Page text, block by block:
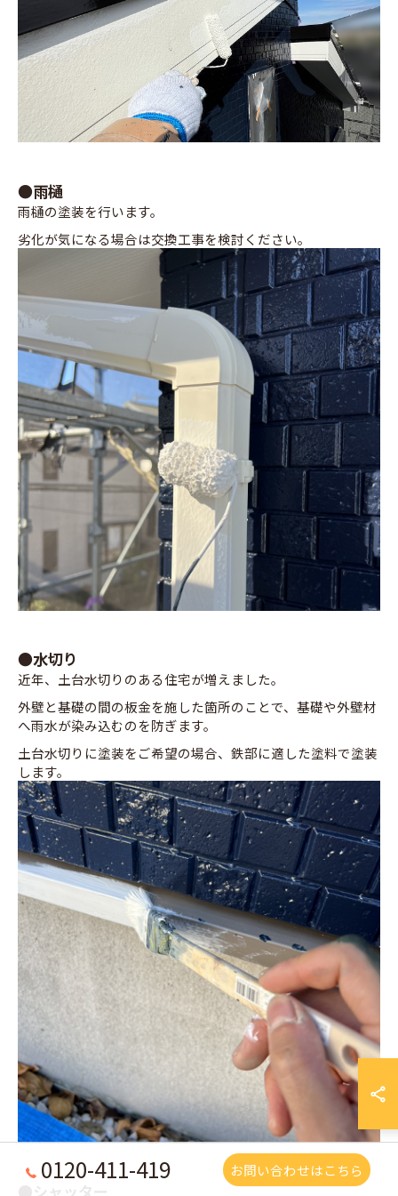
●雨樋
雨樋の塗装を行います。
劣化が気になる場合は交換工事を検討ください。
●水切り
近年、土台水切りのある住宅が増えました。
外壁と基礎の間の板金を施した箇所のことで、基礎や外壁材
へ雨水が染み込むのを防ぎます。
土台水切りに塗装をご希望の場合、鉄部に適した塗料で塗装
します。
0120-411-419 お問い合わせはこちら